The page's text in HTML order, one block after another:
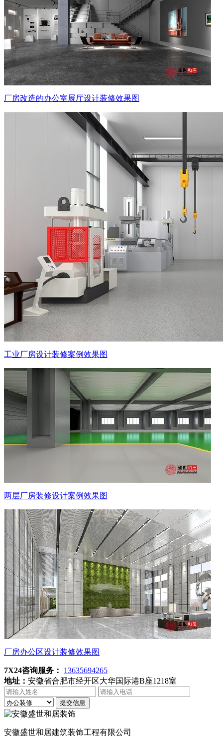
厂房改造的办公室展厅设计装修效果图
工业厂房设计装修案例效果图
两层厂房装修设计案例效果图
厂房办公区设计装修效果图
7X24咨询服务：
13635694265
地址： 安徽省合肥市经开区大华国际港B座1218室
提交信息
安徽盛世和居建筑装饰工程有限公司